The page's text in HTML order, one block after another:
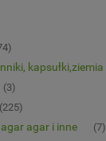
kapsułki,ziemia
(3)
(225)
agar i inne (7)